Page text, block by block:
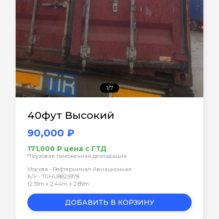
1/7
40фут Высокий
90,000 ₽
171,000 ₽ цена с ГТД
*Грузовая таможенная декларация
Москва - Рефтерминал-Авиационная
Б/У • TGHU8825978
12.19m x 2.44m x 2.89m
ДОБАВИТЬ В КОРЗИНУ